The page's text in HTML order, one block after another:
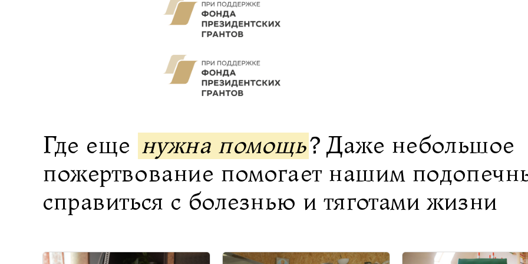
Где еще нужна помощь? Даже небольшое
пожертвование помогает нашим
справиться с болезнью и тяготами жизни